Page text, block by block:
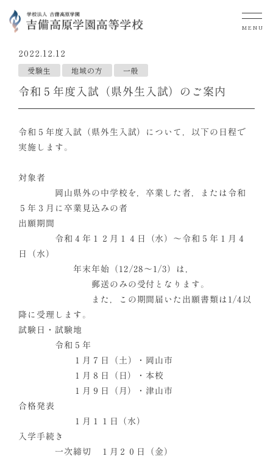
MENU
2022.12.12
受験生 地域の方 一般
令和５年度入試（県外生入試）のご案内
令和５年度入試（県外生入試）について，以下の日程で
実施します。
対象者
岡山県外の中学校を，卒業した者，または令和
５年３月に卒業見込みの者
出願期間
令和４年１２月１４日（水）～令和５年１月４
日（水）
年末年始（12/28～1/3）は，
郵送のみの受付となります。
また，この期間届いた出願書類は1/4以
降に受理します。
試験日・試験地
令和５年
１月７日（土）・岡山市
１月８日（日）・本校
１月９日（月）・津山市
合格発表
１月１１日（水）
入学手続き
一次締切 １月２０日（金）